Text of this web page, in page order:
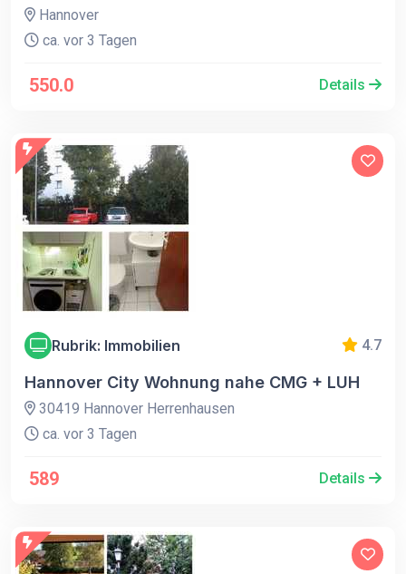
Hannover
ca. vor 3 Tagen
550.0 Details
Rubrik: Immobilien 4.7
Hannover City Wohnung nahe CMG + LUH
30419 Hannover Herrenhausen
ca. vor 3 Tagen
589 Details